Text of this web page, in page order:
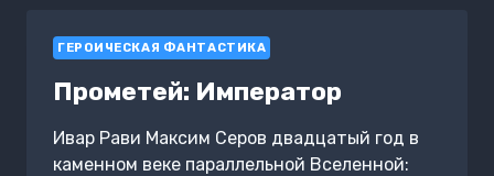
ГЕРОИЧЕСКАЯ ФАНТАСТИКА
Прометей: Император
Ивар Рави Максим Серов двадцатый год в
каменном веке параллельной Вселенной: